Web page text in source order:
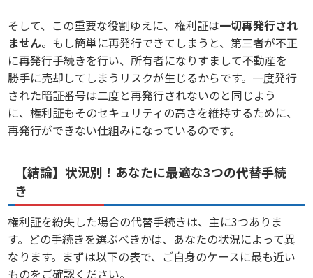
そして、この重要な役割ゆえに、権利証は一切再発行され
ません。もし簡単に再発行できてしまうと、第三者が不正
に再発行手続きを行い、所有者になりすまして不動産を
勝手に売却してしまうリスクが生じるからです。一度発行
された暗証番号は二度と再発行されないのと同じよう
に、権利証もそのセキュリティの高さを維持するために、
再発行ができない仕組みになっているのです。
【結論】状況別！あなたに最適な3つの代替手続
き
権利証を紛失した場合の代替手続きは、主に3つありま
す。どの手続きを選ぶべきかは、あなたの状況によって異
なります。まずは以下の表で、ご自身のケースに最も近い
ものをご確認ください。